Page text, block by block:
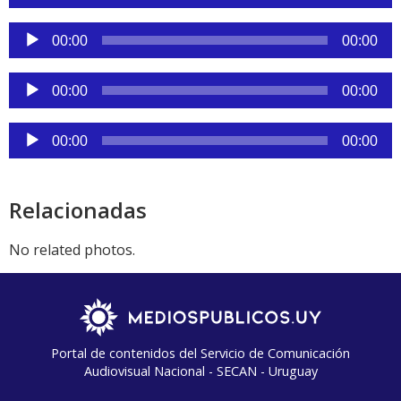
audio
Reproductor
de
audio
00:00 00:00
Reproductor
de
audio
00:00 00:00
Reproductor
de
00:00 00:00
Relacionadas
No related photos.
Portal de contenidos del Servicio de Comunicación
Audiovisual Nacional - SECAN - Uruguay